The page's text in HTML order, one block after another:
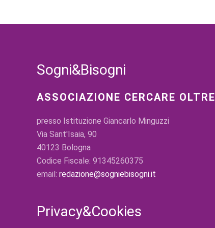
Sogni&Bisogni
ASSOCIAZIONE CERCARE OLTRE
presso Istituzione Giancarlo Minguzzi
Via Sant'Isaia, 90
40123 Bologna
Codice Fiscale: 91345260375
email: redazione@sogniebisogni.it
Privacy&Cookies